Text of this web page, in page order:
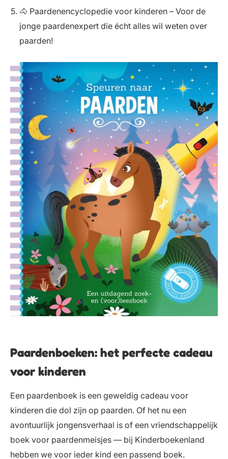
🐴 Paardenencyclopedie voor kinderen – Voor de
jonge paardenexpert die écht alles wil weten over
paarden!
Paardenboeken: het perfecte cadeau
voor kinderen
Een paardenboek is een geweldig cadeau voor
kinderen die dol zijn op paarden. Of het nu een
avontuurlijk jongensverhaal is of een vriendschappelijk
boek voor paardenmeisjes — bij Kinderboekenland
hebben we voor ieder kind een passend boek.